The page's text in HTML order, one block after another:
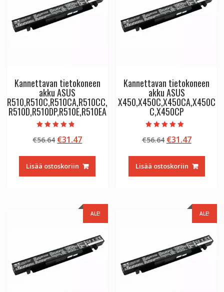
Kannettavan tietokoneen
akku ASUS
R510,R510C,R510CA,R510CC,
R510D,R510DP,R510E,R510EA
tuotteesta:
4.50
€56.64 Alkuperäinen
oli:
€56.64.
€31.47Nykyinen
on:
€31.47.
Lisää ostoskoriin
Kannettavan tietokoneen
akku ASUS
X450,X450C,X450CA,X450C
C,X450CP
tuotteesta:
5.00
€56.64 Alkuperäinen
oli:
€56.64.
€31.47
on:
€31.47.
Lisää ostoskoriin
ALE! ALE!